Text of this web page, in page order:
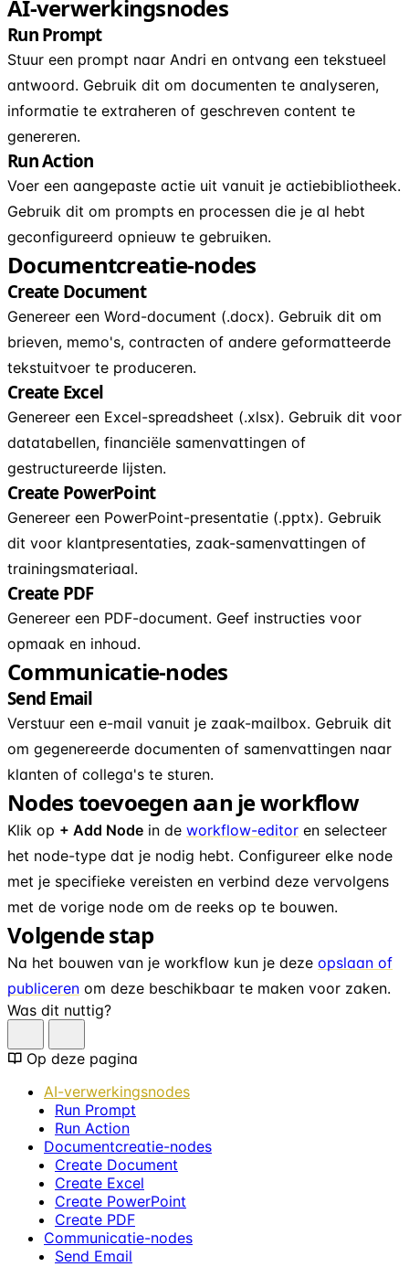
AI-verwerkingsnodes
Run Prompt
Stuur een prompt naar Andri en ontvang een tekstueel
antwoord. Gebruik dit om documenten te analyseren,
informatie te extraheren of geschreven content te
genereren.
Run Action
Voer een aangepaste actie uit vanuit je actiebibliotheek.
Gebruik dit om prompts en processen die je al hebt
geconfigureerd opnieuw te gebruiken.
Documentcreatie-nodes
Create Document
Genereer een Word-document (.docx). Gebruik dit om
brieven, memo's, contracten of andere geformatteerde
tekstuitvoer te produceren.
Create Excel
Genereer een Excel-spreadsheet (.xlsx). Gebruik dit voor
datatabellen, financiële samenvattingen of
gestructureerde lijsten.
Create PowerPoint
Genereer een PowerPoint-presentatie (.pptx). Gebruik
dit voor klantpresentaties, zaak-samenvattingen of
trainingsmateriaal.
Create PDF
Genereer een PDF-document. Geef instructies voor
opmaak en inhoud.
Communicatie-nodes
Send Email
Verstuur een e-mail vanuit je zaak-mailbox. Gebruik dit
om gegenereerde documenten of samenvattingen naar
klanten of collega's te sturen.
Nodes toevoegen aan je workflow
Klik op + Add Node in de workflow-editor en selecteer
het node-type dat je nodig hebt. Configureer elke node
met je specifieke vereisten en verbind deze vervolgens
met de vorige node om de reeks op te bouwen.
Volgende stap
Na het bouwen van je workflow kun je deze opslaan of
publiceren om deze beschikbaar te maken voor zaken.
Was dit nuttig?
Op deze pagina
AI-verwerkingsnodes
Run Prompt
Run Action
Documentcreatie-nodes
Create Document
Create Excel
Create PowerPoint
Create PDF
Communicatie-nodes
Send Email